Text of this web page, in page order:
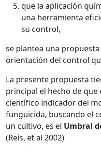
que la aplicación
una herramienta
su control,
se plantea una
orientación del control
La presente propuesta
principal el hecho de
científico indicador del
funguicida, buscando el
un cultivo, es el Umbral
(Reis, et al 2002)